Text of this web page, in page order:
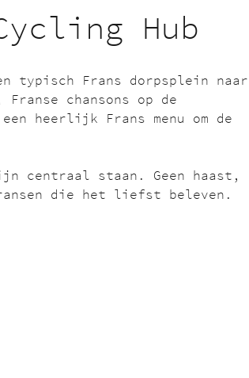
Hub
typisch Frans dorpsplein naar
chansons op de
heerlijk Frans menu om de
centraal staan. Geen haast,
die het liefst beleven.